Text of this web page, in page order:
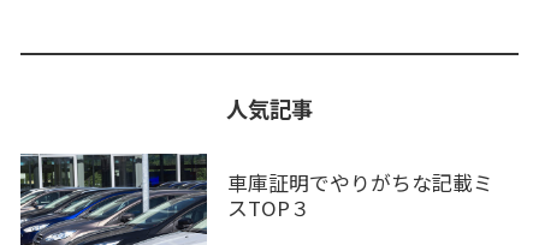
人気記事
車庫証明でやりがちな記載ミ
スTOP３